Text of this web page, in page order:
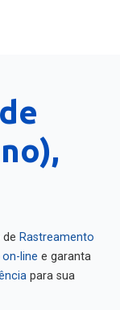
Rastreamento
line e garanta
para sua